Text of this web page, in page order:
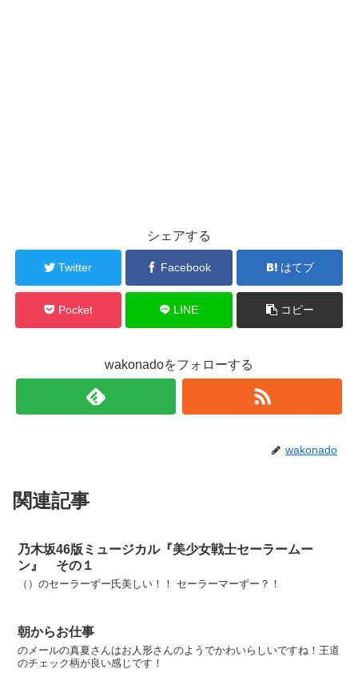
シェアする
Twitter Facebook はてブ
Pocket LINE コピー
wakonadoをフォローする
wakonado
関連記事
乃木坂46版ミュージカル『美少女戦士セーラームー
ン』 その１
（）のセーラーずー氏美しい！！ セーラーマーずー？！
朝からお仕事
のメールの真夏さんはお人形さんのようでかわいらしいですね！王道
のチェック柄が良い感じです！